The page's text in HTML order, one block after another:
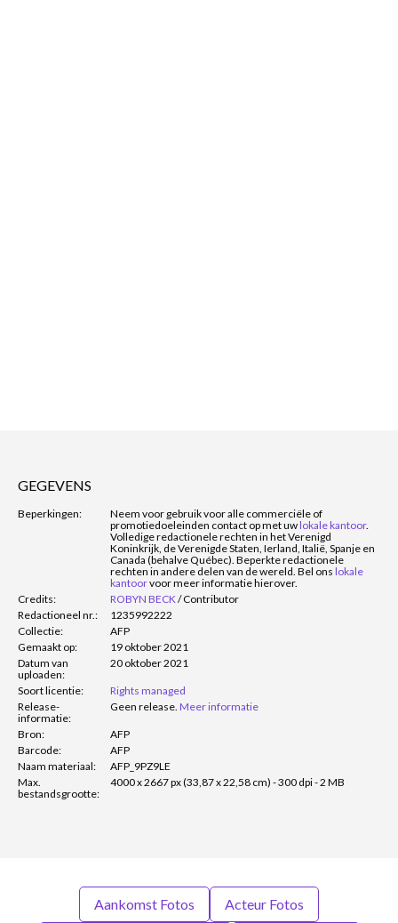
GEGEVENS
Beperkingen:
Neem voor gebruik voor alle commerciële of
promotiedoeleinden contact op met uwlokale kantoor.
Volledige redactionele rechten in het Verenigd
Koninkrijk, de Verenigde Staten, Ierland, Italië, Spanje en
Canada (behalve Québec). Beperkte redactionele
rechten in andere delen van de wereld. Bel ons lokale
kantoorvoor meer informatie hierover.
Credits:
ROBYN BECK /Contributor
Redactioneel nr.:
1235992222
Collectie:
AFP
Gemaakt op:
19 oktober 2021
Datum van
uploaden:
20 oktober 2021
Soort licentie:
Rights managed
Release-
informatie:
Geen release. Meer informatie
Bron:
AFP
Barcode:
AFP
Naam materiaal:
AFP_9PZ9LE
Max.
bestandsgrootte:
4000 x 2667 px (33,87 x 22,58 cm) - 300 dpi - 2 MB
Aankomst Fotos Acteur Fotos